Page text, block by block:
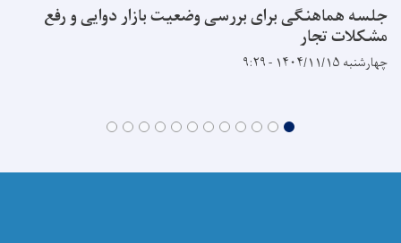
جلسه هماهنگی برای بررسی وضعیت بازار دوایی و رفع
مشکلات تجار
چهارشنبه ۱۴۰۴/۱۱/۱۵ - ۹:۲۹